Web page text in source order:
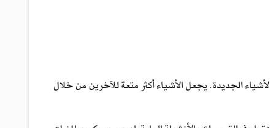
الجديدة. يجعل الأشياء أكثر متعة للآخرين من خلال